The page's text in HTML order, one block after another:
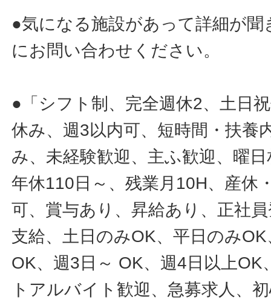
●気になる施設があって詳細が
にお問い合わせください。
●「シフト制、完全週休2、土日
休み、週3以内可、短時間・扶養
み、未経験歓迎、主ふ歓迎、曜
年休110日～、残業月10H、産休
可、賞与あり、昇給あり、正社
支給、土日のみOK、平日のみ
OK、週3日～ OK、週4日以上
トアルバイト歓迎、急募求人、